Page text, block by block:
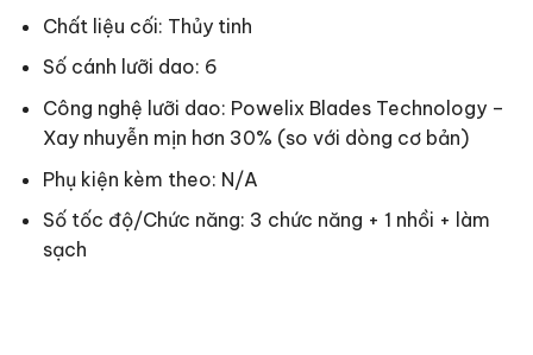
Chất liệu cối: Thủy tinh
Số cánh lưỡi dao: 6
Công nghệ lưỡi dao: Powelix Blades Technology –
Xay nhuyễn mịn hơn 30% (so với dòng cơ bản)
Phụ kiện kèm theo: N/A
Số tốc độ/Chức năng: 3 chức năng + 1 nhồi + làm
sạch